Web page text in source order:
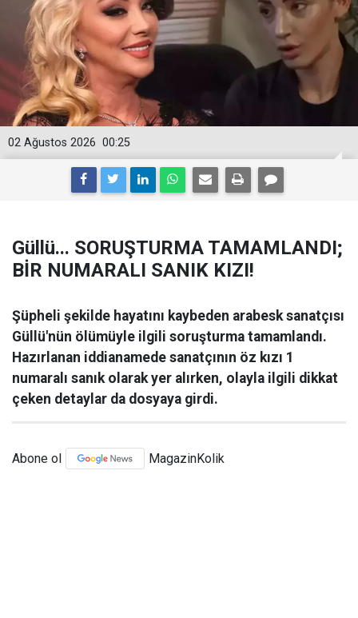
00:25
02 Ağustos 2026
Güllü... SORUŞTURMA TAMAMLANDI;
BİR NUMARALI SANIK KIZI!
Şüpheli şekilde hayatını kaybeden arabesk sanatçısı
Güllü'nün ölümüyle ilgili soruşturma tamamlandı.
Hazırlanan iddianamede sanatçının öz kızı 1
numaralı sanık olarak yer alırken, olayla ilgili dikkat
çeken detaylar da dosyaya girdi.
Abone ol MagazinKolik